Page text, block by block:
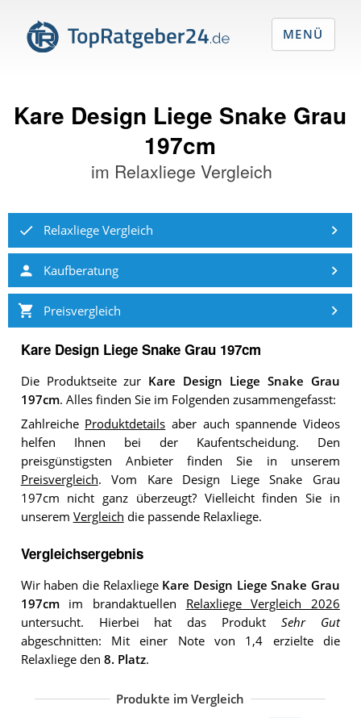
Kare Design Liege Snake Grau
197cm
im Relaxliege Vergleich
Relaxliege Vergleich
Kaufberatung
Preisvergleich
Kare Design Liege Snake Grau 197cm
Die Produktseite zur Kare Design Liege Snake Grau
197cm. Alles finden Sie im Folgenden zusammengefasst:
Zahlreiche Produktdetails aber auch spannende Videos
helfen Ihnen bei der Kaufentscheidung. Den
preisgünstigsten Anbieter finden Sie in unserem
Preisvergleich. Vom Kare Design Liege Snake Grau
197cm nicht ganz überzeugt? Vielleicht finden Sie in
unserem Vergleich die passende Relaxliege.
Vergleichsergebnis
Wir haben die Relaxliege Kare Design Liege Snake Grau
197cmim brandaktuellen Relaxliege Vergleich 2026
untersucht. Hierbei hat das ProduktSehr Gut
abgeschnitten: Mit einer Note von 1,4 erzielte die
Relaxliege den 8. Platz.
Produkte im Vergleich
MENÜ